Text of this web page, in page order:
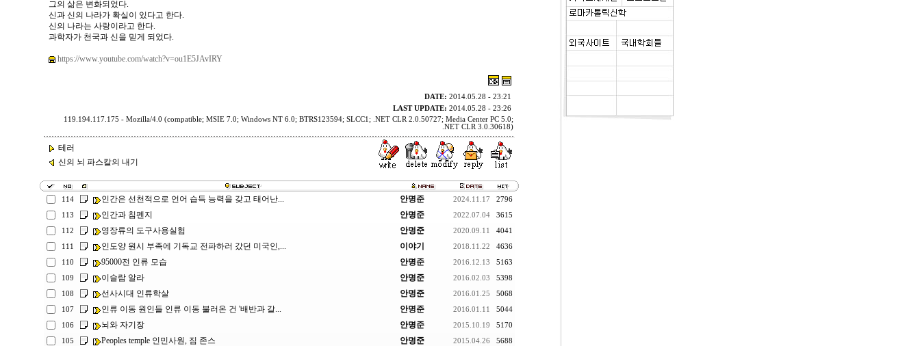
그의 삶은 변화되었다.
신과 신의 나라가 확실이 있다고 한다.
신의 나라는 사랑이라고 한다.
과학자가 천국과 신을 믿게 되었다.
https://www.youtube.com/watch?v=ou1E5JAvIRY
DATE: 2014.05.28 - 23:21
LAST UPDATE: 2014.05.28 - 23:26
119.194.117.175 - Mozilla/4.0 (compatible; MSIE 7.0; Windows NT 6.0; BTRS123594; SLCC1; .NET CLR 2.0.50727; Media Center PC 5.0;
.NET CLR 3.0.30618)
테러
신의 뇌 파스칼의 내기
114 인간은 선천적으로 언어 습득 능력을 갖고 태어난... 안명준 2024.11.17 2796
113 인간과 침펜지 안명준 2022.07.04 3615
112 영장류의 도구사용실험 안명준 2020.09.11 4041
111 인도양 원시 부족에 기독교 전파하러 갔던 미국인,... 이야기 2018.11.22 4636
110 95000전 인류 모습 안명준 2016.12.13 5163
109 이슬람 알라 안명준 2016.02.03 5398
108 선사시대 인류학살 안명준 2016.01.25 5068
107 인류 이동 원인들 인류 이동 불러온 건 '배반과 갈... 안명준 2016.01.11 5044
106 뇌와 자기장 안명준 2015.10.19 5170
105 Peoples temple 인민사원, 짐 존스 안명준 2015.04.26 5688